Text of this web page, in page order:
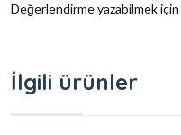
Değerlendirme yazabilmek için
İlgili ürünler